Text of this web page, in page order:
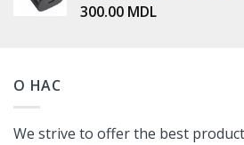
300.00 MDL
О НАС
We strive to offer the best